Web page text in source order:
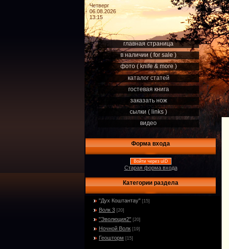
Четверг
06.08.2026
13:15
главная страница
в наличии ( for sale )
фото ( knife & more )
каталог статей
гостевая книга
заказать нож
сылки ( links )
видео
Форма входа
Войти через uID
Старая форма входа
Категории раздела
"Дух Коштантау" [15]
Волк 3 [20]
"Эволюция2" [20]
Ночной Волк [19]
Геошторм [15]